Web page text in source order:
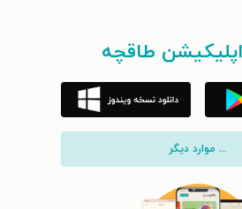
اپلیکیشن طاقچه
... موارد دیگر